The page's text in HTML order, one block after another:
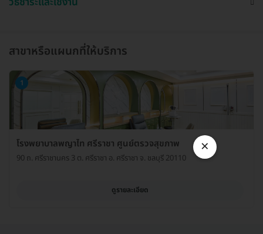
สาขาหรือแผนกที่ให้บริการ
1
โรงพยาบาลพญาไท ศรีราชา ศูนย์ตรวจสุขภาพ
90 ถ. ศรีราชานคร 3 ต. ศรีราชา อ. ศรีราชา จ. ชลบุรี 20110
ดูรายละเอียด
×